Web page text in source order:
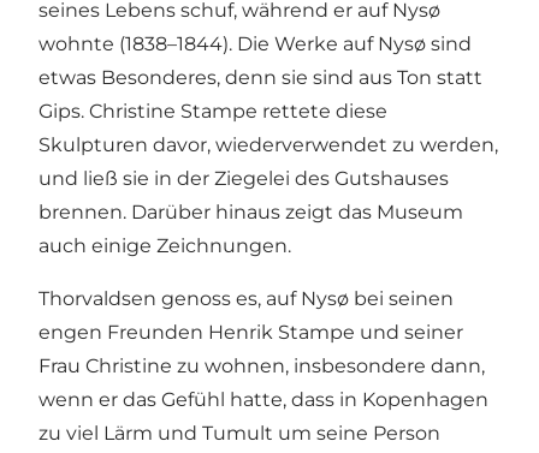
seines Lebens schuf, während er auf Nysø
wohnte (1838–1844). Die Werke auf Nysø sind
etwas Besonderes, denn sie sind aus Ton statt
Gips. Christine Stampe rettete diese
Skulpturen davor, wiederverwendet zu werden,
und ließ sie in der Ziegelei des Gutshauses
brennen. Darüber hinaus zeigt das Museum
auch einige Zeichnungen.
Thorvaldsen genoss es, auf Nysø bei seinen
engen Freunden Henrik Stampe und seiner
Frau Christine zu wohnen, insbesondere dann,
wenn er das Gefühl hatte, dass in Kopenhagen
zu viel Lärm und Tumult um seine Person